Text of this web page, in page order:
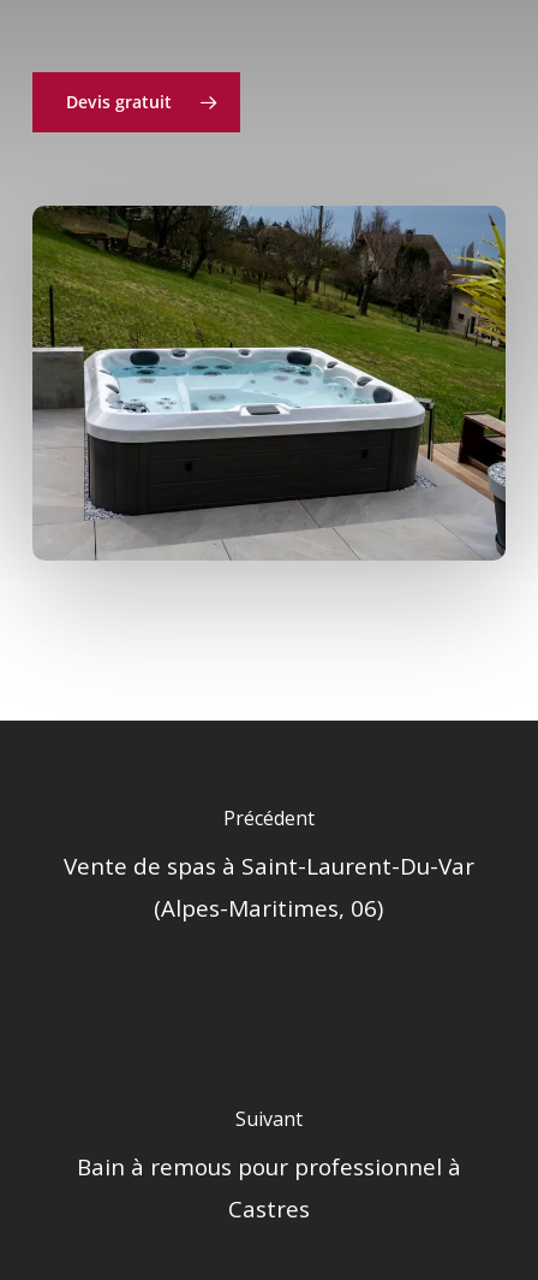
Devis gratuit
Précédent
Vente de spas à Saint-Laurent-Du-Var
(Alpes-Maritimes, 06)
Suivant
Bain à remous pour professionnel à
Castres